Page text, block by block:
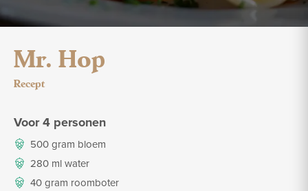
Mr. Hop
Recept
Voor 4 personen
500 gram bloem
280 ml water
40 gram roomboter